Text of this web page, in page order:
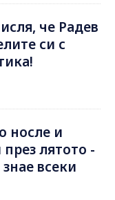
че Радев
си с
носле и
лятотo -
всеки